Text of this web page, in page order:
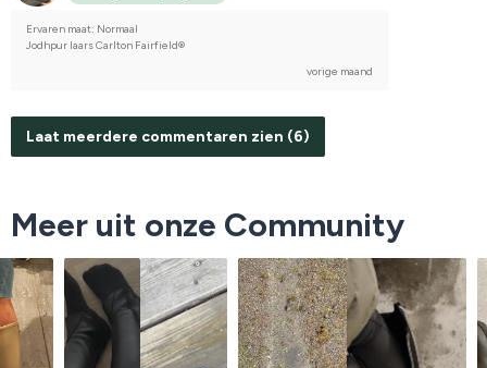
Ervaren maat: Normaal
Jodhpur laars Carlton Fairfield®
vorige maand
Laat meerdere commentaren zien (6)
Meer uit onze Community